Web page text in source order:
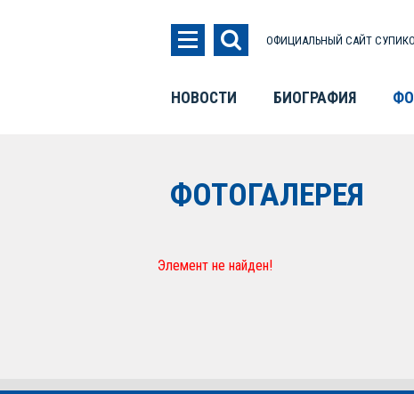
ОФИЦИАЛЬНЫЙ САЙТ
НОВОСТИ БИОГРАФИЯ
ФОТОГАЛЕРЕЯ
Элемент не найден!